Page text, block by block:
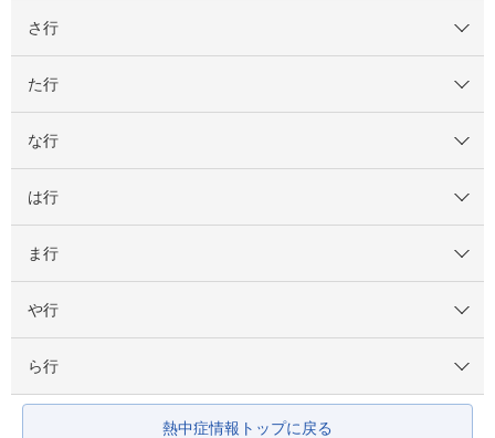
さ行
た行
な行
は行
ま行
や行
ら行
熱中症情報トップに戻る